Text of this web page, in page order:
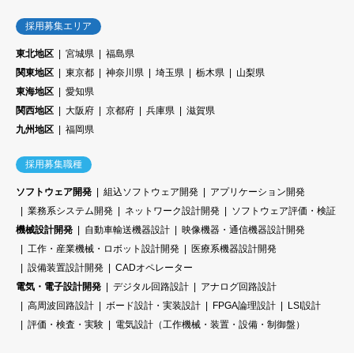
採用募集エリア
東北地区 宮城県
福島県
関東地区
東京都 神奈川県 埼玉県 栃木県
山梨県
東海地区
愛知県
関西地区
大阪府 京都府 兵庫県
滋賀県
九州地区
福岡県
採用募集職種
ソフトウェア開発 組込ソフトウェア開発
アプリケーション開発
業務系システム開発
ネットワーク設計開発
ソフトウェア評価・検証
機械設計開発
自動車輸送機器設計
映像機器・通信機器設計開発
工作・産業機械・ロボット設計開発
医療系機器設計開発
設備装置設計開発
CADオペレーター
電気・電子設計開発
デジタル回路設計
アナログ回路設計
高周波回路設計
ボード設計・実装設計 FPGA論理設計
LSI設計
評価・検査・実験
電気設計（工作機械・装置・設備・制御盤）